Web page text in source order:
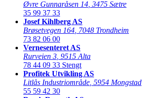
Øvre Gunnaråsen 14 3475 Sætre
35 99 37 33
Josef Kihlberg AS
Brøsetvegen 164 7048 Trondheim
73 82 06 00
Vernesenteret AS
Rurveien 3 9515 Alta
78 44 09 33 Stengt
Profitek Utvikling AS
Litlås Industriområde 5954 Mongstad
55 59 42 30